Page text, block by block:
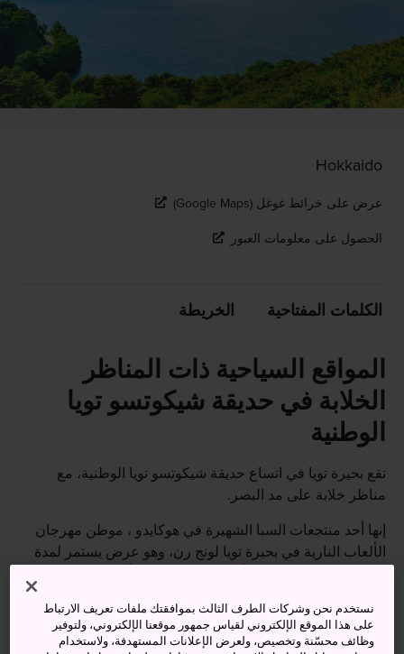
Hokkaido
عرض على خرائط غوغل (Google Maps)
الحصول على معلومات العبور
الكلمات المفتاحية الخريطة
المواقع السياحية ذات المناظر
الخلابة في حديقة شيكوتسو تويا
الوطنية
تقع بحيرة تويا في اتساع حديقة شيكوتسو تويا الوطنية، مع
مناظر خلابة على مد البصر.
إنها أحد منتجعات السبا الشهيرة في هوكايدو ، موطن مهرجان
الألعاب النارية في بحيرة تويا لونج رن، وهو عرض يستمر لمدة
سفح جبل يوتي الجذاب.
نستخدم نحن وشركات الطرف الثالث بموافقتك ملفات تعريف الارتباط
على هذا الموقع الإلكتروني لقياس جمهور موقعنا الإلكتروني، ولتوفير
وظائف محسّنة وتخصيص، ولعرض الإعلانات المستهدفة، ولاستخدام